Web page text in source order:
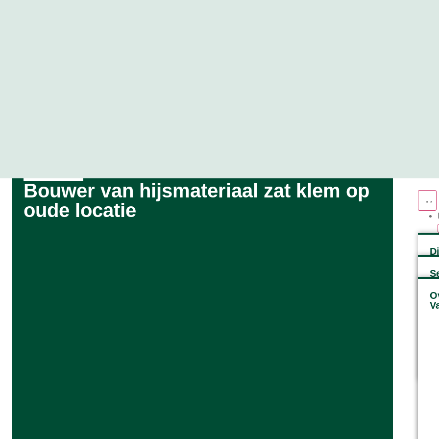
Bouwer van hijsmateriaal zat klem op
oude locatie